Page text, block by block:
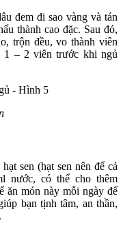
đem đi sao vàng và tán
thành cao đặc. Sau đó,
trộn đều, vo thành viên
1 – 2 viên trước khi ngủ
sen (hạt sen nên để cả
nước, có thể cho thêm
ăn món này mỗi ngày để
bạn tịnh tâm, an thần,